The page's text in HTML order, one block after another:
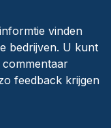
vinden
bedrijven. U kunt
feedback krijgen